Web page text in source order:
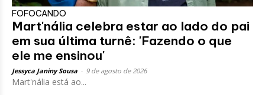
FOFOCANDO
Mart'nália celebra estar ao lado do pai
em sua última turnê: 'Fazendo o que
ele me ensinou'
Jessyca Janiny Sousa 9 de agosto de 2026
Mart'nália está ao...